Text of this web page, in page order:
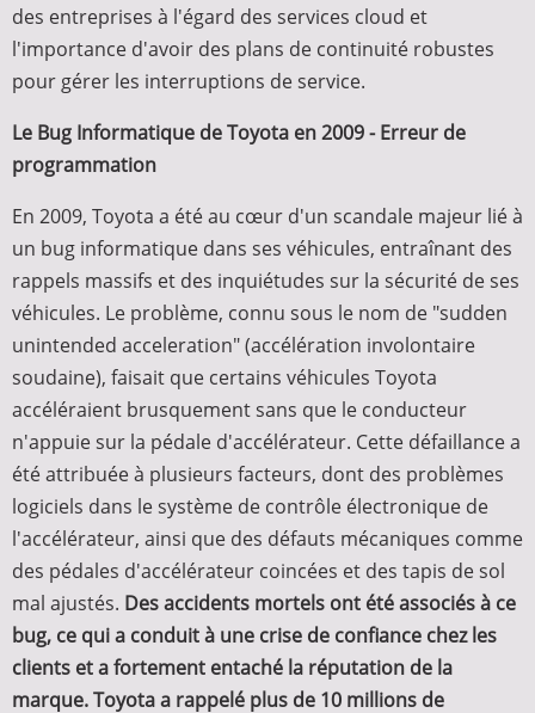
des entreprises à l'égard des services cloud et
l'importance d'avoir des plans de continuité robustes
pour gérer les interruptions de service.
Le Bug Informatique de Toyota en 2009 - Erreur de
programmation
En 2009, Toyota a été au cœur d'un scandale majeur lié à
un bug informatique dans ses véhicules, entraînant des
rappels massifs et des inquiétudes sur la sécurité de ses
véhicules. Le problème, connu sous le nom de "sudden
unintended acceleration" (accélération involontaire
soudaine), faisait que certains véhicules Toyota
accéléraient brusquement sans que le conducteur
n'appuie sur la pédale d'accélérateur. Cette défaillance a
été attribuée à plusieurs facteurs, dont des problèmes
logiciels dans le système de contrôle électronique de
l'accélérateur, ainsi que des défauts mécaniques comme
des pédales d'accélérateur coincées et des tapis de sol
mal ajustés. Des accidents mortels ont été associés à ce
bug, ce qui a conduit à une crise de confiance chez les
clients et a fortement entaché la réputation de la
marque. Toyota a rappelé plus de 10 millions de